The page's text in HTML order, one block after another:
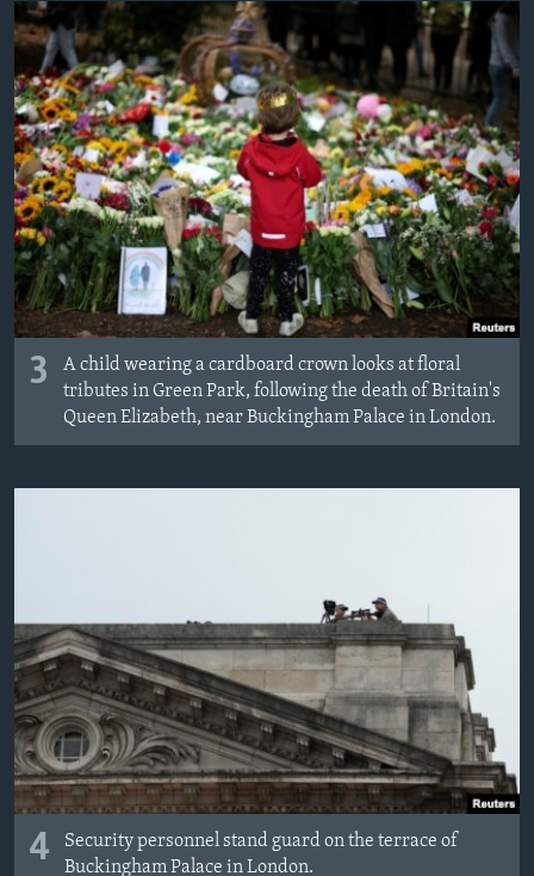
3
A child wearing a cardboard crown looks at floral
tributes in Green Park, following the death of Britain's
Queen Elizabeth, near Buckingham Palace in London.
4
Security personnel stand guard on the terrace of
Buckingham Palace in London.